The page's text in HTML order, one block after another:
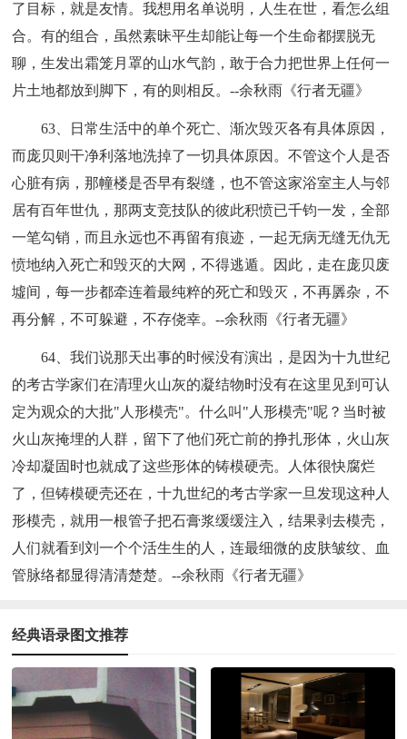
了目标，就是友情。我想用名单说明，人生在世，看怎么组
合。有的组合，虽然素昧平生却能让每一个生命都摆脱无
聊，生发出霜笼月罩的山水气韵，敢于合力把世界上任何一
片土地都放到脚下，有的则相反。--余秋雨《行者无疆》
63、日常生活中的单个死亡、渐次毁灭各有具体原因，
而庞贝则干净利落地洗掉了一切具体原因。不管这个人是否
心脏有病，那幢楼是否早有裂缝，也不管这家浴室主人与邻
居有百年世仇，那两支竞技队的彼此积愤已千钧一发，全部
一笔勾销，而且永远也不再留有痕迹，一起无病无缝无仇无
愤地纳入死亡和毁灭的大网，不得逃遁。因此，走在庞贝废
墟间，每一步都牵连着最纯粹的死亡和毁灭，不再羼杂，不
再分解，不可躲避，不存侥幸。--余秋雨《行者无疆》
64、我们说那天出事的时候没有演出，是因为十九世纪
的考古学家们在清理火山灰的凝结物时没有在这里见到可认
定为观众的大批"人形模壳"。什么叫"人形模壳"呢？当时被
火山灰掩埋的人群，留下了他们死亡前的挣扎形体，火山灰
冷却凝固时也就成了这些形体的铸模硬壳。人体很快腐烂
了，但铸模硬壳还在，十九世纪的考古学家一旦发现这种人
形模壳，就用一根管子把石膏浆缓缓注入，结果剥去模壳，
人们就看到刘一个个活生生的人，连最细微的皮肤皱纹、血
管脉络都显得清清楚楚。--余秋雨《行者无疆》
经典语录图文推荐